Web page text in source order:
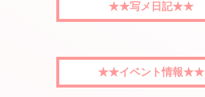
★★写メ日記★★
★★イベント情報★★